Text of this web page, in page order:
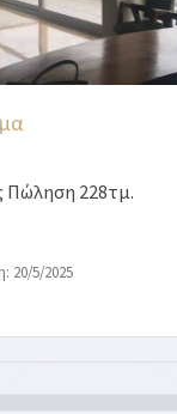
Πώληση 228τμ.
20/5/2025